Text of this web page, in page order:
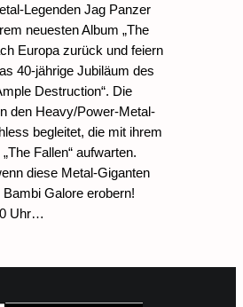
Legenden Jag Panzer
neuesten Album „The
Europa zurück und feiern
40-jährige Jubiläum des
Destruction“. Die
den Heavy/Power-Metal-
begleitet, die mit ihrem
Fallen“ aufwarten.
diese Metal-Giganten
Galore erobern!
Uhr…